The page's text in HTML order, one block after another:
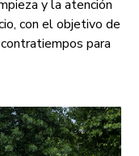
y la atención
con el objetivo de
para